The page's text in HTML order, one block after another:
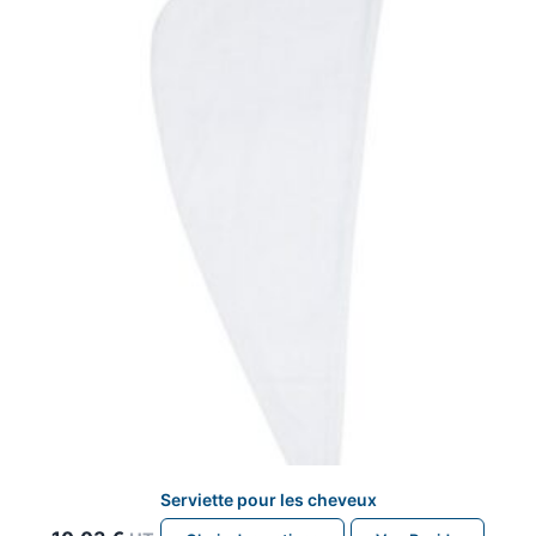
Serviette pour les cheveux